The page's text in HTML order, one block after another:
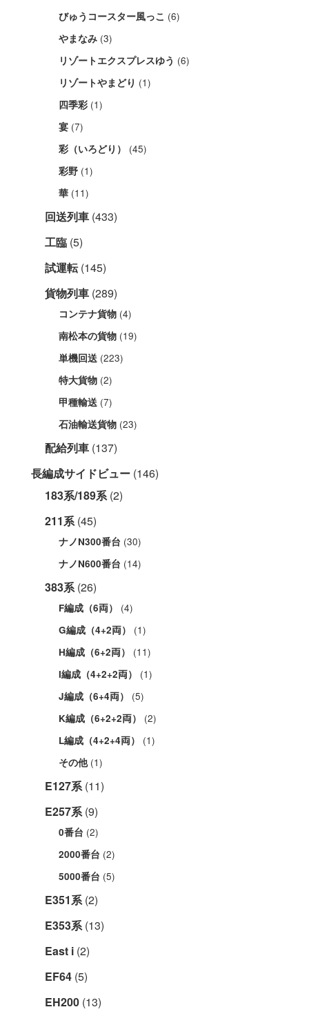
びゅうコースター風っこ (6)
やまなみ (3)
リゾートエクスプレスゆう (6)
リゾートやまどり (1)
四季彩 (1)
宴 (7)
彩（いろどり） (45)
彩野 (1)
華 (11)
回送列車 (433)
工臨 (5)
試運転(145)
貨物列車 (289)
コンテナ貨物 (4)
南松本の貨物 (19)
単機回送 (223)
特大貨物 (2)
甲種輸送 (7)
石油輸送貨物 (23)
配給列車 (137)
長編成サイドビュー (146)
183系/189系(2)
211系(45)
ナノN300番台 (30)
ナノN600番台 (14)
383系(26)
F編成（6両） (4)
G編成（4+2両） (1)
H編成（6+2両） (11)
I編成（4+2+2両） (1)
J編成（6+4両） (5)
K編成（6+2+2両） (2)
L編成（4+2+4両） (1)
その他(1)
E127系(11)
E257系(9)
0番台 (2)
2000番台 (2)
5000番台 (5)
E351系(2)
E353系(13)
East i (2)
EF64 (5)
EH200 (13)